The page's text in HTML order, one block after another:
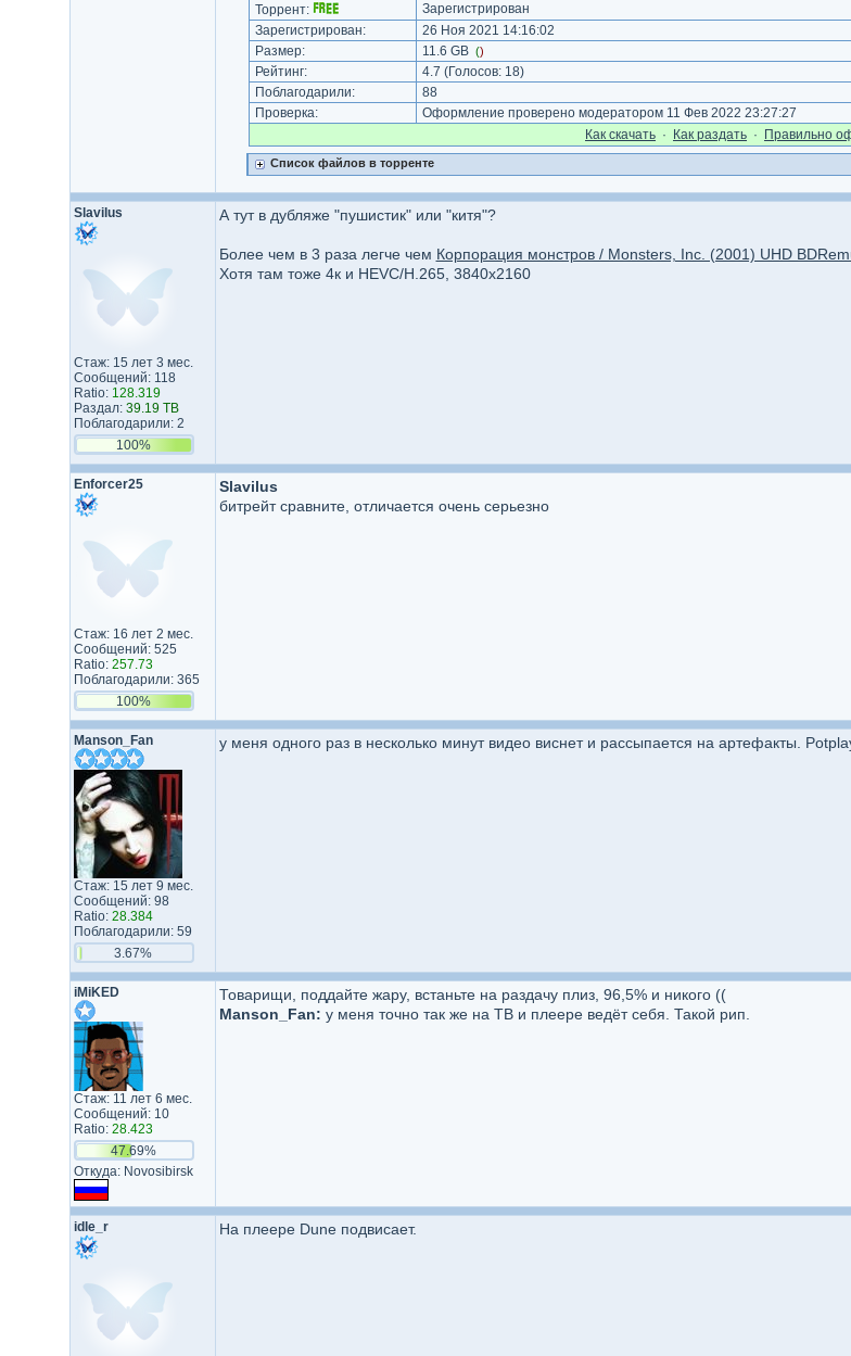
Торрент:
Зарегистрирован
Зарегистрирован:
26 Ноя 2021 14:16:02
Размер:
11.6 GB ()
Рейтинг: 4.7 (Голосов: 18)
Поблагодарили:
88
Проверка:
Оформление проверено модератором 11 Фев 2022 23:27:27
Как cкачать · Как раздать · Правильно
Список файлов в торренте
Slavilus
Стаж: 15 лет 3 мес.
Сообщений: 118
Ratio: 128.319
Раздал: 39.19 TB
Поблагодарили: 2
100%
А тут в дубляже "пушистик" или "китя"?
Более чем в 3 раза легче чем Корпорация монстров / Monsters, Inc. (2001) UHD
Хотя там тоже 4к и HEVC/H.265, 3840x2160
Enforcer25
Стаж: 16 лет 2 мес.
Сообщений: 525
Ratio: 257.73
Поблагодарили: 365
100%
Slavilus
битрейт сравните, отличается очень серьезно
Manson_Fan
Стаж: 15 лет 9 мес.
Сообщений: 98
Ratio: 28.384
Поблагодарили: 59
3.67%
у меня одного раз в несколько минут видео виснет и рассыпается на артефакты.
iMiKED
Стаж: 11 лет 6 мес.
Сообщений: 10
Ratio: 28.423
47.69%
Откуда: Novosibirsk
Товарищи, поддайте жару, встаньте на раздачу плиз, 96,5% и никого ((
Manson_Fan: у меня точно так же на ТВ и плеере ведёт себя. Такой рип.
idle_r На плеере Dune подвисает.